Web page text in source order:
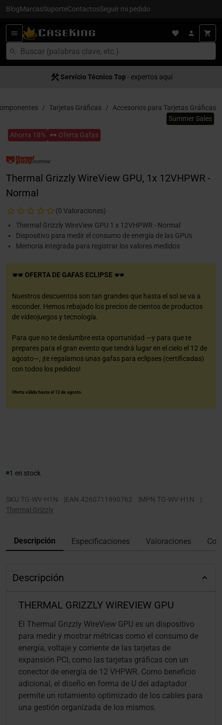
BlogMarcasSuporteContactosSeguir mi pedido
Servício Técnico Top - expertos aquí
Tarjetas Gráficas Accesorios para Tarjetas Gráficas
Ahorra 18% 🕶️ Oferta Gafas
Summer Sales
Thermal Grizzly WireView GPU, 1x 12VHPWR -
Normal
(0 Valoraciones)
Thermal Grizzly WireView GPU 1 x 12VHPWR - Normal
Dispositivo para medir el consumo de energía de las GPUs
Memoria integrada para registrar los valores medidos
OFERTA DE GAFAS ECLIPSE
Nuestros descuentos son tan grandes que hasta el sol se va a
esconder. Hemos rebajado los precios de cientos de productos
de videojuegos y tecnología.
Para que no te deslumbre esta oportunidad —y para que te
prepares para el gran evento que tendrá lugar en el cielo el 12 de
agosto—, ¡te regalamos unas gafas para eclipses (certificadas)
con todos los pedidos!
Oferta válida hasta el 12 de agosto.
1 en stock
SKU TG-WV-H1N |EAN 4260711990762 |MPN TG-WV-H1N
|
Thermal Grizzly
Descripción Especificaciones Valoraciones
Descripción
THERMAL GRIZZLY WIREVIEW GPU
El Thermal Grizzly WireView GPU es un dispositivo
para medir y mostrar métricas como el consumo de
energía, voltaje y corriente de las tarjetas de
expansión PCI, como las tarjetas gráficas con un
conector de energía de 12 VHPWR. Como beneficio
adicional, el diseño en forma de U del adaptador
permite un rotamiento optimizado de los cables para
una gestión organizada de los mismos.